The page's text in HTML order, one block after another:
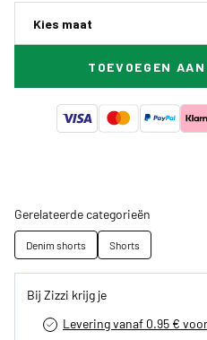
Kies maat
TOEVOEGEN
Gerelateerde categorieën
Denim shorts Shorts
Bij Zizzi krijg je
Levering vanaf 0.95 €